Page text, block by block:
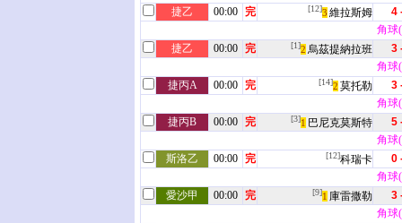
捷乙
00:00 完 [12]3 維拉斯姆
4
角球
捷乙
00:00 完 [1]2 烏茲提納拉班
3
角球
捷丙A
00:00 完 [14]2 莫托勒
3
角球
捷丙B
00:00 完 [3]1 巴尼克莫斯特
5
角球
斯洛乙
00:00 完 [12]科瑞卡
0
角球
愛沙甲
00:00 完 [9]1 庫雷撒勒
3
角球